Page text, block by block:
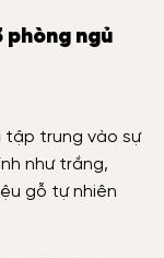
phòng ngủ
tập trung vào sự
như trắng,
gỗ tự nhiên